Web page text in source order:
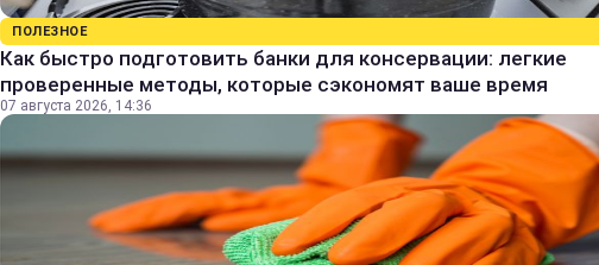
ПОЛЕЗНОЕ
Как быстро подготовить банки для консервации: легкие
проверенные методы, которые сэкономят ваше время
07 августа 2026, 14:36